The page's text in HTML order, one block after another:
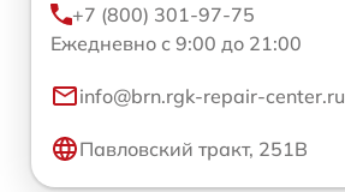
+7 (800) 301-97-75
Ежедневно с 9:00 до 21:00
info@brn.rgk-repair-center.ru
Павловский тракт, 251В